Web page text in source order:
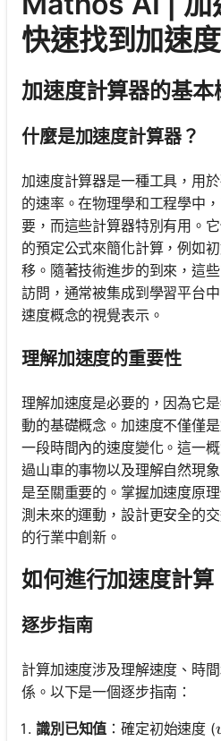
快速找到加速度
加速度計算器的基本
什麼是加速度計算器？
加速度計算器是一種工具，用
的速率。在物理學和工程學中
要，而這些計算器特別有用。
的預定公式來簡化計算，例如
移。隨著技術進步的到來，這
訪問，通常被集成到學習平台
速度概念的視覺表示。
理解加速度的重要性
理解加速度是必要的，因為它
動的基礎概念。加速度不僅僅
一段時間內的速度變化。這一
過山車的事物以及理解自然現
是至關重要的。掌握加速度原
測未來的運動，設計更安全的
的行業中創新。
如何進行加速度計算
逐步指南
計算加速度涉及理解速度、時
係。以下是一個逐步指南：
識別已知值 ：確定初始速度 (